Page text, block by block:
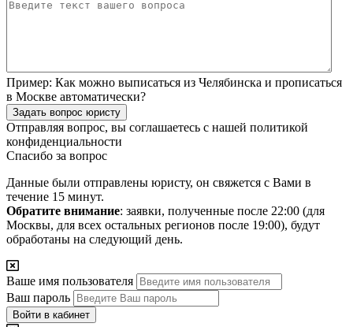
Пример: Как можно выписаться из Челябинска и прописаться
в Москве автоматически?
Задать вопрос юристу
Отправляя вопрос, вы соглашаетесь с нашей политикой
конфиденциальности
Спасибо за вопрос
Данные были отправлены юристу, он свяжется с Вами в
течение 15 минут.
Обратите внимание: заявки, полученные после 22:00 (для
Москвы, для всех остальных регионов после 19:00), будут
обработаны на следующий день.
Ваше имя пользователя
Ваш пароль
Войти в кабинет